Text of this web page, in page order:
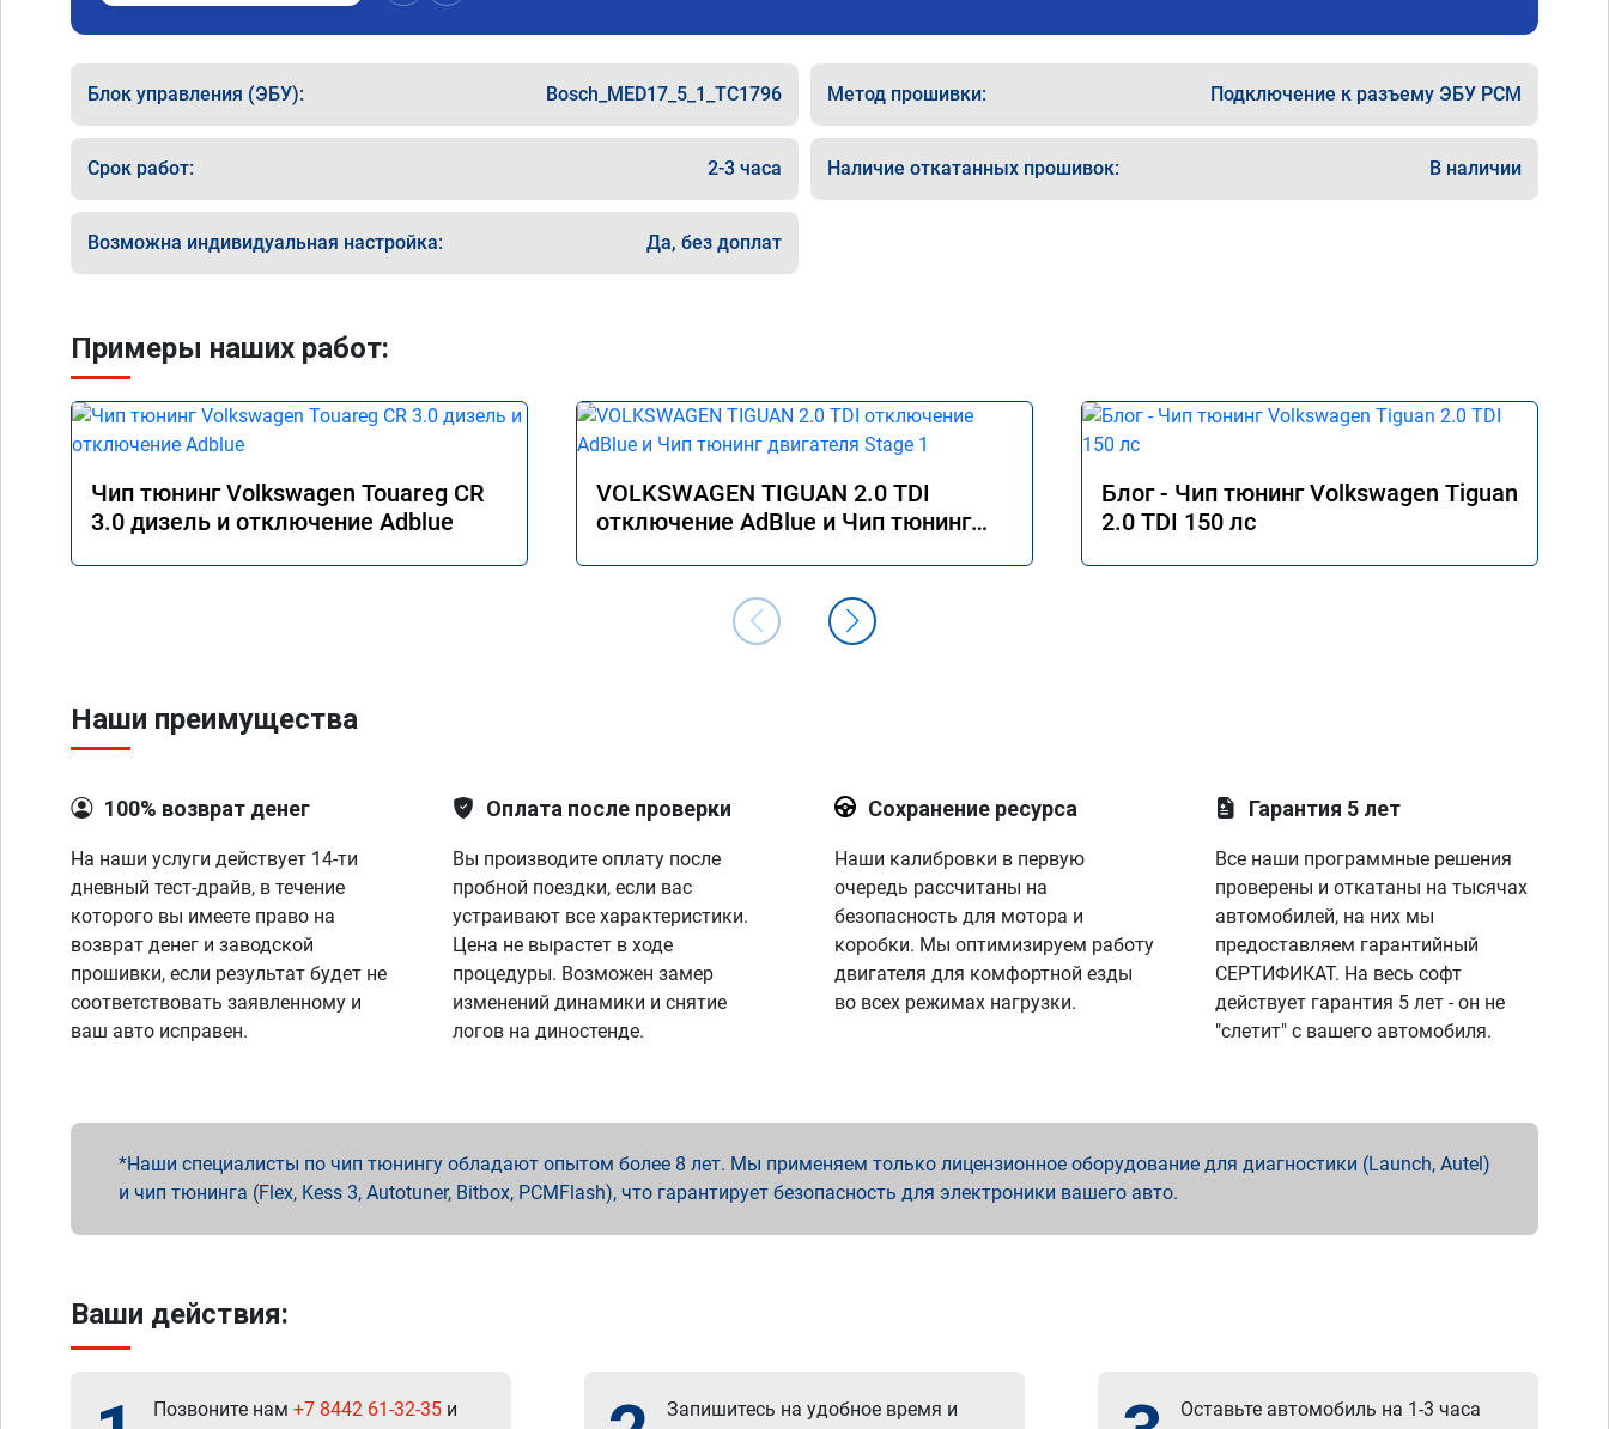
Блок управления (ЭБУ): Bosch_MED17_5_1_TC1796 Метод прошивки: Подключение к разъему ЭБУ PCM
Срок работ: 2-3 часа Наличие откатанных прошивок: В наличии
Возможна индивидуальная настройка: Да, без доплат
Примеры наших работ:
Чип тюнинг Volkswagen Touareg CR
3.0 дизель и отключение Adblue
VOLKSWAGEN TIGUAN 2.0 TDI
отключение AdBlue и Чип тюнинг
Блог - Чип тюнинг Volkswagen Tiguan
2.0 TDI 150 лс
Наши преимущества
100% возврат денег
На наши услуги действует 14-ти
дневный тест-драйв, в течение
которого вы имеете право на
возврат денег и заводской
прошивки, если результат будет не
соответствовать заявленному и
ваш авто исправен.
Оплата после проверки
Вы производите оплату после
пробной поездки, если вас
устраивают все характеристики.
Цена не вырастет в ходе
процедуры. Возможен замер
изменений динамики и снятие
логов на диностенде.
Сохранение ресурса
Наши калибровки в первую
очередь рассчитаны на
безопасность для мотора и
коробки. Мы оптимизируем работу
двигателя для комфортной езды
во всех режимах нагрузки.
Гарантия 5 лет
Все наши программные решения
проверены и откатаны на тысячах
автомобилей, на них мы
предоставляем гарантийный
СЕРТИФИКАТ. На весь софт
действует гарантия 5 лет - он не
"слетит" с вашего автомобиля.
Наши специалисты по чип тюнингу обладают опытом более 8 лет. Мы применяем только лицензионное оборудование для диагностики (Launch, Autel)
и чип тюнинга (Flex, Kess 3, Autotuner, Bitbox, PCMFlash), что гарантирует безопасность для электроники вашего авто.
Ваши действия:
Позвоните нам +7 8442 61-32-35 и
Запишитесь на удобное время и
Оставьте автомобиль на 1-3 часа